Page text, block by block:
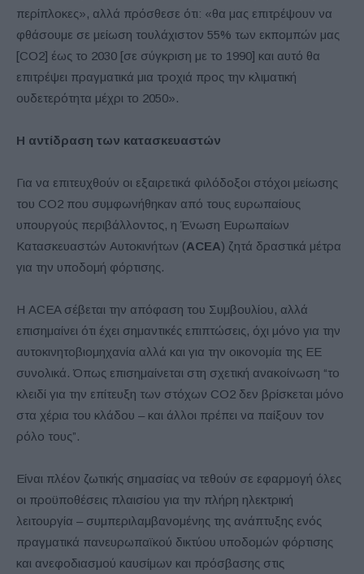
περίπλοκες», αλλά πρόσθεσε ότι: «θα μας επιτρέψουν να
φθάσουμε σε μείωση τουλάχιστον 55% των εκπομπών μας
[CO2] έως το 2030 [σε σύγκριση με το 1990] και αυτό θα
επιτρέψει πραγματικά μια τροχιά προς την κλιματική
ουδετερότητα μέχρι το 2050».
Η αντίδραση των κατασκευαστών
Για να επιτευχθούν οι εξαιρετικά φιλόδοξοι στόχοι μείωσης
του CO2 που συμφωνήθηκαν από τους ευρωπαίους
υπουργούς περιβάλλοντος, η Ένωση Ευρωπαίων
Κατασκευαστών Αυτοκινήτων (ACEA) ζητά δραστικά μέτρα
για την υποδομή φόρτισης.
Η ACEA σέβεται την απόφαση του Συμβουλίου, αλλά
επισημαίνει ότι έχει σημαντικές επιπτώσεις, όχι μόνο για την
αυτοκινητοβιομηχανία αλλά και για την οικονομία της ΕΕ
συνολικά. Όπως επισημαίνεται στη σχετική ανακοίνωση “το
κλειδί για την επίτευξη των στόχων CO2 δεν βρίσκεται μόνο
στα χέρια του κλάδου – και άλλοι πρέπει να παίξουν τον
ρόλο τους”.
Είναι πλέον ζωτικής σημασίας να τεθούν σε εφαρμογή όλες
οι προϋποθέσεις πλαισίου για την πλήρη ηλεκτρική
λειτουργία – συμπεριλαμβανομένης της ανάπτυξης ενός
πραγματικά πανευρωπαϊκού δικτύου υποδομών φόρτισης
και ανεφοδιασμού καυσίμων και πρόσβασης στις